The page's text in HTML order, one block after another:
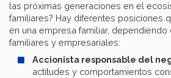
las próximas generaciones en el
familiares? Hay diferentes posiciones
en una empresa familiar,
familiares y empresariales:
Accionista responsable del
actitudes y comportamientos